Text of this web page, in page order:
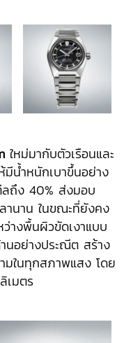
ใหม่มากับตัวเรือนและ
มีน้ำหนักเบาขึ้นอย่าง
ถึง 40% ส่งมอบ
านาน ในขณะที่ยังคง
างพื้นผิวขัดเงาแบบ
นอย่างประณีต สร้าง
มในทุกสภาพแสง โดย
เมตร